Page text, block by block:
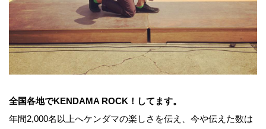
全国各地でKENDAMA ROCK！してます。
年間2,000名以上へケンダマの楽しさを伝え、今や伝えた数は